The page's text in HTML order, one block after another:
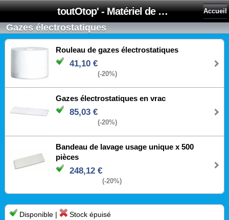
toutOtop' - Matériel de nettoyage, produit d'entretien, lubrifiant pour professionnel et particulier Accueil
Gazes électrostatiques
Rouleau de gazes électrostatiques
41,10 €
(-20%)
Gazes électrostatiques en vrac
85,03 €
(-20%)
Bandeau de lavage usage unique x 500
pièces
248,12 €
(-20%)
Disponible | Stock épuisé